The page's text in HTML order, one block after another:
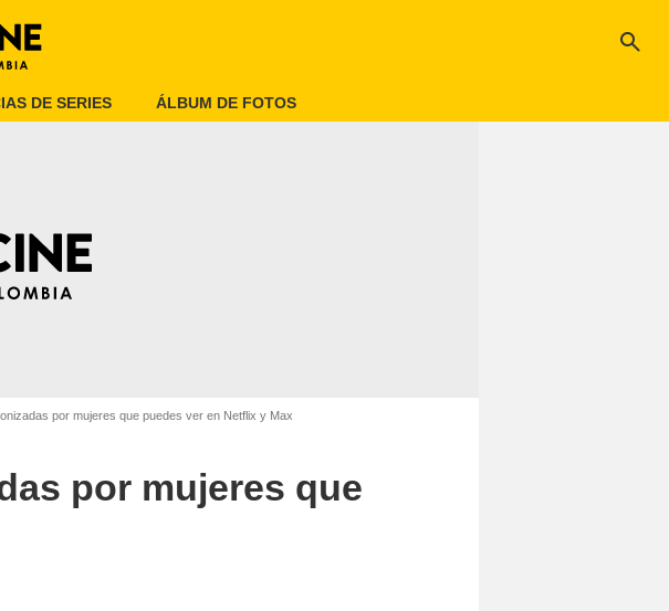
search
DE SERIES ÁLBUM DE FOTOS
por mujeres que puedes ver en Netflix y Max
por mujeres que